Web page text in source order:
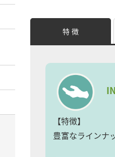
特 徴
【特徴】
豊富なラインナ